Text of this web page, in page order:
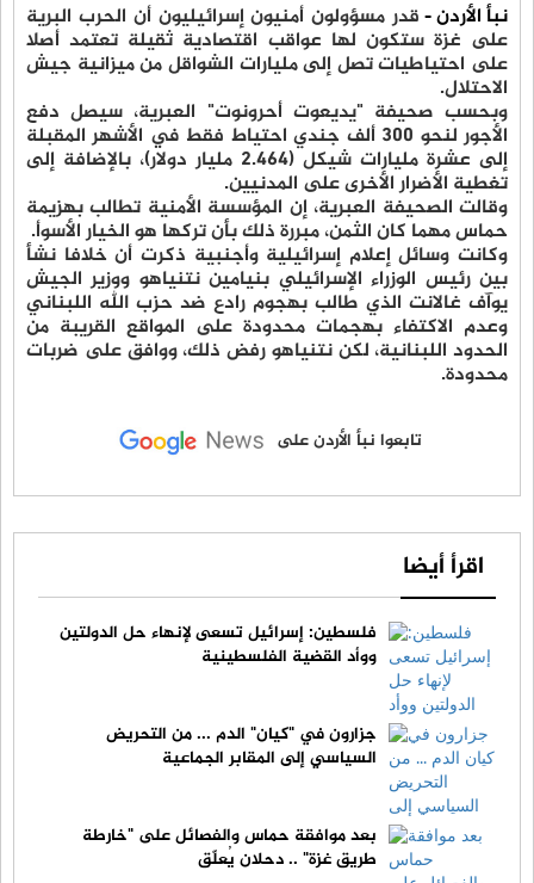
نبأ الأردن -قدر مسؤولون أمنيون إسرائيليون أن الحرب البرية
على غزة ستكون لها عواقب اقتصادية ثقيلة تعتمد أصلا
على احتياطيات تصل إلى مليارات الشواقل من ميزانية جيش
الاحتلال.
وبحسب صحيفة "يديعوت أحرونوت" العبرية، سيصل دفع
الأجور لنحو 300 ألف جندي احتياط فقط في الأشهر المقبلة
إلى عشرة مليارات شيكل (2.464 مليار دولار)، بالإضافة إلى
تغطية الأضرار الأخرى على المدنيين.
وقالت الصحيفة العبرية، إن المؤسسة الأمنية تطالب بهزيمة
حماس مهما كان الثمن، مبررة ذلك بأن تركها هو الخيار الأسوأ.
وكانت وسائل إعلام إسرائيلية وأجنبية ذكرت أن خلافا نشأ
بين رئيس الوزراء الإسرائيلي بنيامين نتنياهو ووزير الجيش
يوآف غالانت الذي طالب بهجوم رادع ضد حزب الله اللبناني
وعدم الاكتفاء بهجمات محدودة على المواقع القريبة من
الحدود اللبنانية، لكن نتنياهو رفض ذلك، ووافق على ضربات
محدودة.
تابعوا نبأ الأردن على
اقرأ أيضا
فلسطين: إسرائيل تسعى لإنهاء حل الدولتين
ووأد القضية الفلسطينية
جزارون في "كيان" الدم ... من التحريض
السياسي إلى المقابر الجماعية
بعد موافقة حماس والفصائل على "خارطة
طريق غزة" .. دحلان يُعلّق